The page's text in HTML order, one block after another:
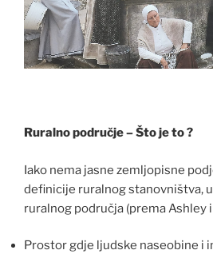
Ruralno područje – Što je to ?
Iako nema jasne zemljopisne
definicije ruralnog stanovništva,
ruralnog područja (prema Ashley
Prostor gdje ljudske naseobine i